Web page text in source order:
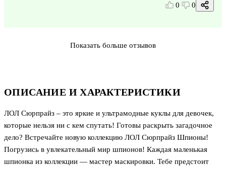
ОПИСАНИЕ И ХАРАКТЕРИСТИКИ
ЛОЛ Сюрпрайз – это яркие и ультрамодные куклы для девочек,
которые нельзя ни с кем спутать! Готовы раскрыть загадочное
дело? Встречайте новую коллекцию ЛОЛ Сюрпрайз Шпионы!
Погрузись в увлекательный мир шпионов! Каждая маленькая
шпионка из коллекции — мастер маскировки. Тебе предстоит
0 0
Показать больше отзывов